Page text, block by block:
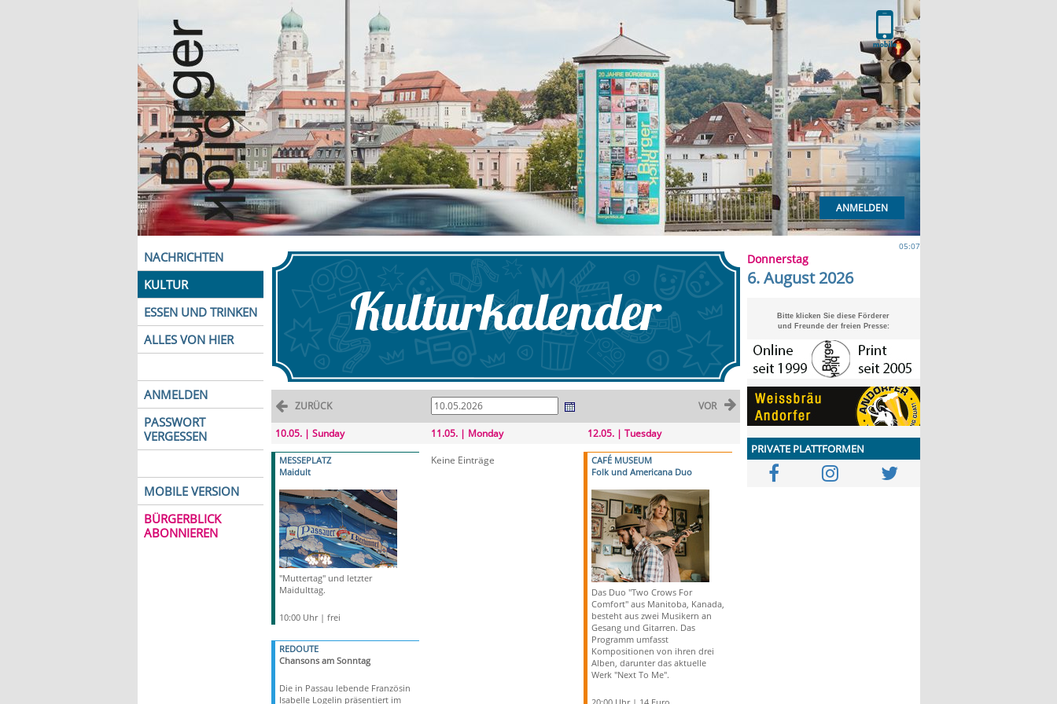
ANMELDEN
NACHRICHTEN
KULTUR
ESSEN UND TRINKEN
ALLES VON HIER
ANMELDEN
PASSWORT
VERGESSEN
MOBILE VERSION
BÜRGERBLICK
ABONNIEREN
ZURÜCK VOR
10.05. | Sunday
MESSEPLATZ
Maidult
"Muttertag" und letzter
Maidulttag.
10:00 Uhr | frei
REDOUTE
Chansons am Sonntag
Die in Passau lebende Französin
Isabelle Logelin präsentiert im
11.05. | Monday
Keine Einträge
12.05. | Tuesday
CAFÉ MUSEUM
Folk und Americana Duo
Das Duo "Two Crows For
Comfort" aus Manitoba, Kanada,
besteht aus zwei Musikern an
Gesang und Gitarren. Das
Programm umfasst
Kompositionen von ihren drei
Alben, darunter das aktuelle
Werk "Next To Me".
05:07
Donnerstag
6. August 2026
Bitte klicken Sie diese Förderer
und Freunde der freien Presse:
PRIVATE PLATTFORMEN